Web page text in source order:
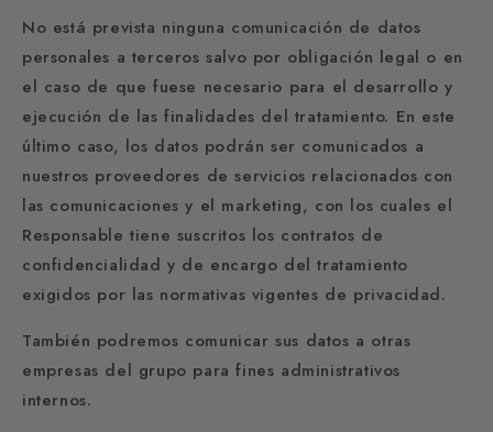
No está prevista ninguna comunicación de datos
personales a terceros salvo por obligación legal o en
el caso de que fuese necesario para el desarrollo y
ejecución de las finalidades del tratamiento. En este
último caso, los datos podrán ser comunicados a
nuestros proveedores de servicios relacionados con
las comunicaciones y el marketing, con los cuales el
Responsable tiene suscritos los contratos de
confidencialidad y de encargo del tratamiento
exigidos por las normativas vigentes de privacidad.
También podremos comunicar sus datos a otras
empresas del grupo para fines administrativos
internos.